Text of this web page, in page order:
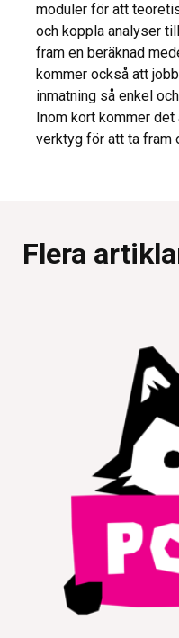
moduler för att
och koppla analyser
fram en beräknad
kommer också att
inmatning så enkel
Inom kort kommer
verktyg för att ta fram
Flera